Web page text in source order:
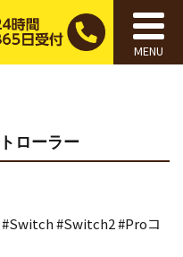
MENU
ローラー
#Switch2 #Proコ